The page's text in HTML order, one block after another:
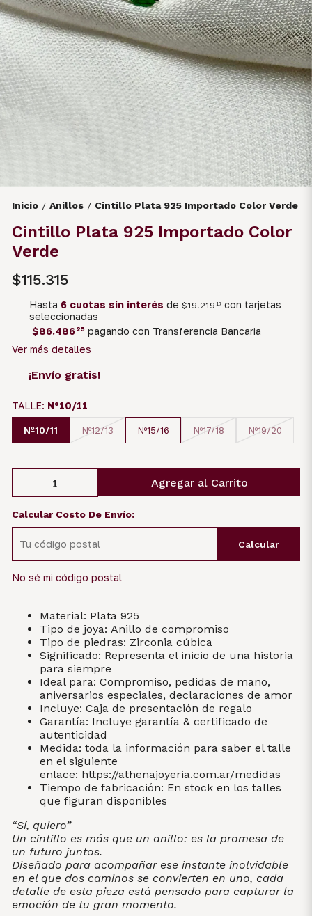
Inicio / Anillos / Cintillo Plata 925 Importado Color Verde
Cintillo Plata 925 Importado Color
Verde
$115.315
Hasta 6 cuotas sin interés de $19.219 17con tarjetas
seleccionadas
$86.486 25pagando con Transferencia Bancaria
Ver más detalles
¡Envío gratis!
TALLE: Nº10/11
Nº10/11 Nº12/13 Nº15/16 Nº17/18 Nº19/20
Agregar al Carrito
Calcular Costo De Envío:
Calcular
No sé mi código postal
Material: Plata 925
Tipo de joya: Anillo de compromiso
Tipo de piedras: Zirconia cúbica
Significado: Representa el inicio de una historia
para siempre
Ideal para: Compromiso, pedidas de mano,
aniversarios especiales, declaraciones de amor
Incluye: Caja de presentación de regalo
Garantía: Incluye garantía & certificado de
autenticidad
Medida: toda la información para saber el talle
en el siguiente
enlace: https://athenajoyeria.com.ar/medidas
Tiempo de fabricación: En stock en los talles
que figuran disponibles
“Sí, quiero”
Un cintillo es más que un anillo: es la promesa de
un futuro juntos.
Diseñado para acompañar ese instante inolvidable
en el que dos caminos se convierten en uno, cada
detalle de esta pieza está pensado para capturar la
emoción de tu gran momento.